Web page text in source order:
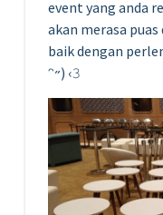
event yang anda
akan merasa
baik dengan
ᵔ˶) ‹𝟹